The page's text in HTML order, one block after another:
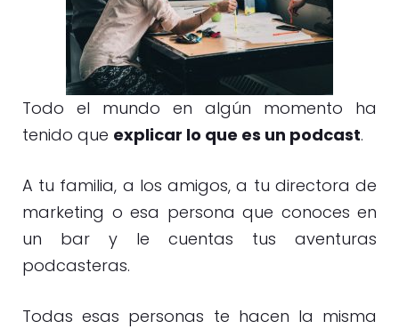
Todo el mundo en algún momento ha
tenido que explicar lo que es un podcast.
A tu familia, a los amigos, a tu directora de
marketing o esa persona que conoces en
un bar y le cuentas tus aventuras
podcasteras.
Todas esas personas te hacen la misma